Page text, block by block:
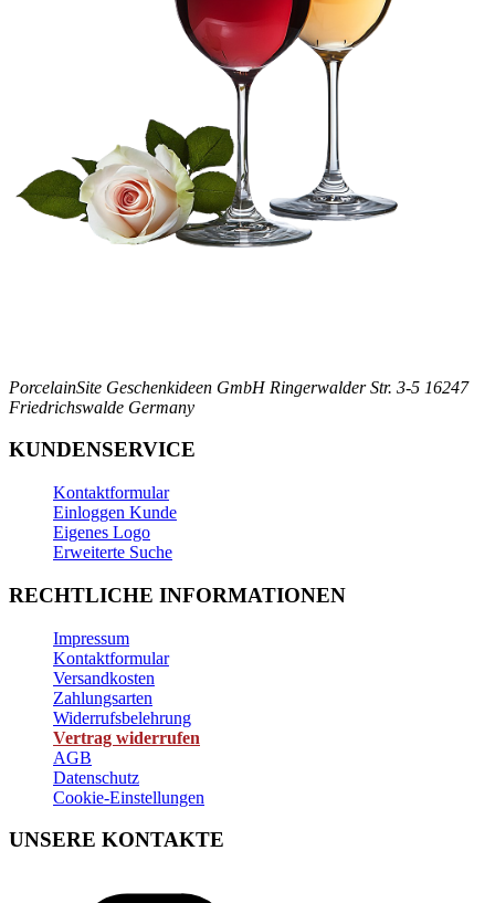
PorcelainSite Geschenkideen GmbH Ringerwalder Str. 3-5 16247
Friedrichswalde Germany
KUNDENSERVICE
Kontaktformular
Einloggen Kunde
Eigenes Logo
Erweiterte Suche
RECHTLICHE INFORMATIONEN
Impressum
Kontaktformular
Versandkosten
Zahlungsarten
Widerrufsbelehrung
Vertrag widerrufen
AGB
Datenschutz
Cookie-Einstellungen
UNSERE KONTAKTE